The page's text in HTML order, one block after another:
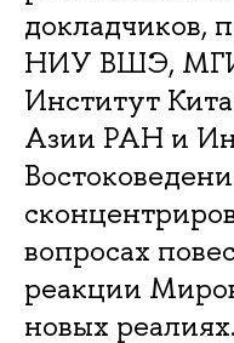
докладчиков,
НИУ ВШЭ,
Институт
Азии РАН и
вопросах
реакции
новых